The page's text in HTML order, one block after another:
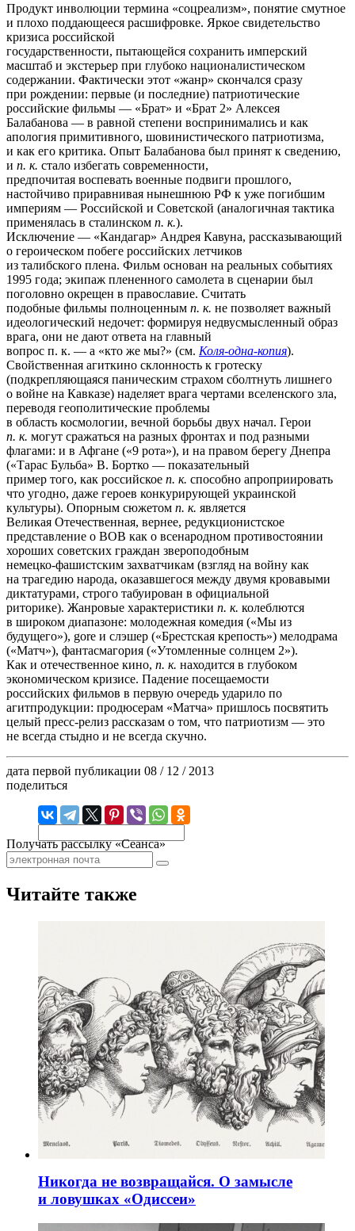
Продукт инволюции термина «соцреализм», понятие смутное
и плохо поддающееся расшифровке. Яркое свидетельство
кризиса российской
государственности, пытающейся сохранить имперский
масштаб и экстерьер при глубоко националистическом
содержании. Фактически этот «жанр» скончался сразу
при рождении: первые (и последние) патриотические
российские фильмы — «Брат» и «Брат 2» Алексея
Балабанова — в равной степени воспринимались и как
апология примитивного, шовинистического патриотизма,
и как его критика. Опыт Балабанова был принят к сведению,
и п. к. стало избегать современности,
предпочитая воспевать военные подвиги прошлого,
настойчиво приравнивая нынешнюю РФ к уже погибшим
империям — Российской и Советской (аналогичная тактика
применялась в сталинском п. к.).
Исключение — «Кандагар» Андрея Кавуна, рассказывающий
о героическом побеге российских летчиков
из талибского плена. Фильм основан на реальных событиях
1995 года; экипаж плененного самолета в сценарии был
поголовно окрещен в православие. Считать
подобные фильмы полноценным п. к. не позволяет важный
идеологический недочет: формируя недвусмысленный образ
врага, они не дают ответа на главный
вопрос п. к. — а «кто же мы?» (см. Коля-одна-копия).
Свойственная агиткино склонность к гротеску
(подкрепляющаяся паническим страхом сболтнуть лишнего
о войне на Кавказе) наделяет врага чертами вселенского зла,
переводя геополитические проблемы
в область космологии, вечной борьбы двух начал. Герои
п. к. могут сражаться на разных фронтах и под разными
флагами: и в Афгане («9 рота»), и на правом берегу Днепра
(«Тарас Бульба» В. Бортко — показательный
пример того, как российское п. к. способно апроприировать
что угодно, даже героев конкурирующей украинской
культуры). Опорным сюжетом п. к. является
Великая Отечественная, вернее, редукционистское
представление о ВОВ как о всенародном противостоянии
хороших советских граждан звероподобным
немецко-фашистским захватчикам (взгляд на войну как
на трагедию народа, оказавшегося между двумя кровавыми
диктатурами, строго табуирован в официальной
риторике). Жанровые характеристики п. к. колеблются
в широком диапазоне: молодежная комедия («Мы из
будущего»), gore и слэшер («Брестская крепость») мелодрама
(«Матч»), фантасмагория («Утомленные солнцем 2»).
Как и отечественное кино, п. к. находится в глубоком
экономическом кризисе. Падение посещаемости
российских фильмов в первую очередь ударило по
агитпродукции: продюсерам «Матча» пришлось посвятить
целый пресс-релиз рассказам о том, что патриотизм — это
не всегда стыдно и не всегда скучно.
дата первой публикации 08 / 12 / 2013
поделиться
Получать рассылку «Сеанса»
Читайте также
Никогда не возвращайся. О замысле
и ловушках «Одиссеи»